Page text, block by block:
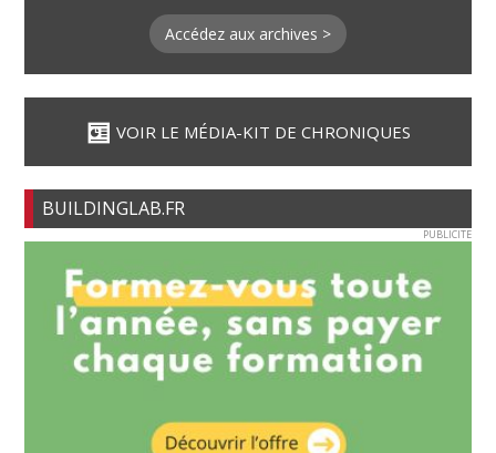
Accédez aux archives >
VOIR LE MÉDIA-KIT DE CHRONIQUES
BUILDINGLAB.FR
PUBLICITE